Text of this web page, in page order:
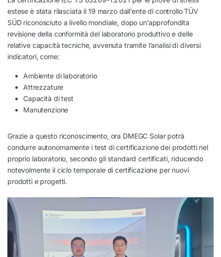
estese è stata rilasciata il 19 marzo dall’ente di controllo TÜV
SÜD riconosciuto a livello mondiale, dopo un’approfondita
revisione della conformità del laboratorio produttivo e delle
relative capacità tecniche, avvenuta tramite l’analisi di diversi
indicatori, come:
Ambiente di laboratorio
Attrezzature
Capacità di test
Manutenzione
Grazie a questo riconoscimento, ora DMEGC Solar potrà
condurre autonomamente i test di certificazione dei prodotti nel
proprio laboratorio, secondo gli standard certificati, riducendo
notevolmente il ciclo temporale di certificazione per nuovi
prodotti e progetti.